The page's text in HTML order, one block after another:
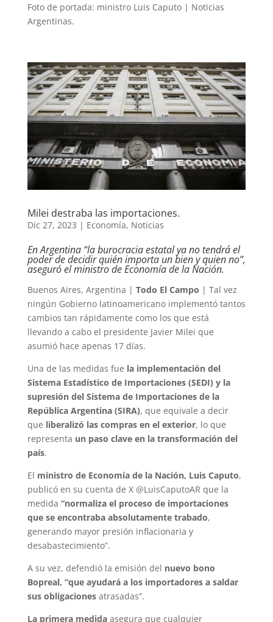
Foto de portada: ministro Luis Caputo | Noticias
Argentinas.
Milei destraba las importaciones.
Dic 27, 2023 | Economía, Noticias
En Argentina “la burocracia estatal ya no tendrá el
poder de decidir quién importa un bien y quien no”,
aseguró el ministro de Economía de la Nación.
Buenos Aires, Argentina | Todo El Campo | Tal vez
ningún Gobierno latinoamericano implementó tantos
cambios tan rápidamente como los que está
llevando a cabo el presidente Javier Milei que
asumió hace apenas 17 días.
Una de las medidas fue la implementación del
Sistema Estadístico de Importaciones (SEDI) y la
supresión del Sistema de Importaciones de la
República Argentina (SIRA), que equivale a decir
que liberalizó las compras en el exterior, lo que
representa un paso clave en la transformación del
país.
El ministro de Economía de la Nación, Luis Caputo,
publicó en su cuenta de X @LuisCaputoAR que la
medida “normaliza el proceso de importaciones
que se encontraba absolutamente trabado,
generando mayor presión inflacionaria y
desabastecimiento”.
A su vez, defendió la emisión del nuevo bono
Bopreal, “que ayudará a los importadores a saldar
sus obligacionesatrasadas”.
La primera medidaasegura que cualquier